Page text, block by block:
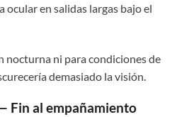
en salidas largas bajo el
nocturna ni para condiciones de
demasiado la visión.
Fin al empañamiento